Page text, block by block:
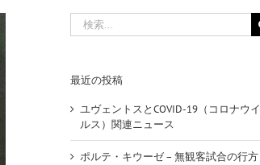
索
最近の投稿
ユヴェントスとCOVID-19（コロナウイ
ルス）関連ニュース
ポルテ・キウーゼ – 無観客試合の行方